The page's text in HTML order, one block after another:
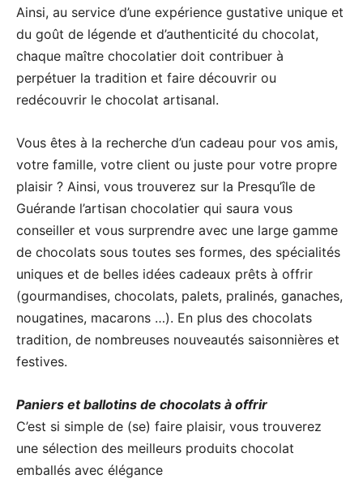
Ainsi, au service d’une expérience gustative unique et
du goût de légende et d’authenticité du chocolat,
chaque maître chocolatier doit contribuer à
perpétuer la tradition et faire découvrir ou
redécouvrir le chocolat artisanal.
Vous êtes à la recherche d’un cadeau pour vos amis,
votre famille, votre client ou juste pour votre propre
plaisir ? Ainsi, vous trouverez sur la Presqu’île de
Guérande l’artisan chocolatier qui saura vous
conseiller et vous surprendre avec une large gamme
de chocolats sous toutes ses formes, des spécialités
uniques et de belles idées cadeaux prêts à offrir
(gourmandises, chocolats, palets, pralinés, ganaches,
nougatines, macarons …). En plus des chocolats
tradition, de nombreuses nouveautés saisonnières et
festives.
Paniers et ballotins de chocolats à offrir
C’est si simple de (se) faire plaisir, vous trouverez
une sélection des meilleurs produits chocolat
emballés avec élégance